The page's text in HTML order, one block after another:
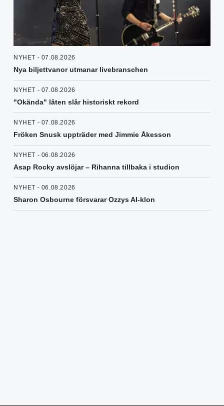
NYHET - 07.08.2026
Nya biljettvanor utmanar livebranschen
NYHET - 07.08.2026
"Okända" låten slår historiskt rekord
NYHET - 07.08.2026
Fröken Snusk uppträder med Jimmie Åkesson
NYHET - 06.08.2026
Asap Rocky avslöjar – Rihanna tillbaka i studion
NYHET - 06.08.2026
Sharon Osbourne försvarar Ozzys AI-klon